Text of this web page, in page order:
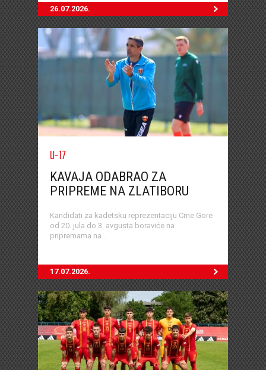
26.07.2026.
U-17
KAVAJA ODABRAO ZA
PRIPREME NA ZLATIBORU
Kandidati za kadetsku reprezentaciju Crne Gore
od 20. jula do 3. avgusta boraviće na
pripremama na...
17.07.2026.